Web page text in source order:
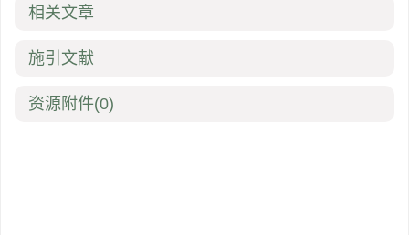
相关文章
施引文献
资源附件(0)